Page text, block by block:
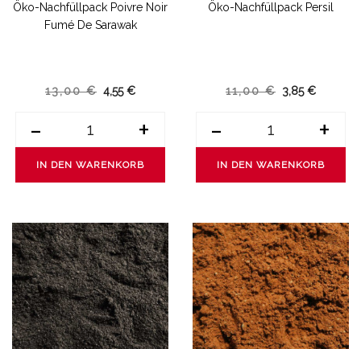
Öko-Nachfüllpack Poivre Noir
Fumé De Sarawak
13,00 € 4,55 €
- +
IN DEN WARENKORB
Öko-Nachfüllpack Persil
11,00 € 3,85 €
- +
IN DEN WARENKORB